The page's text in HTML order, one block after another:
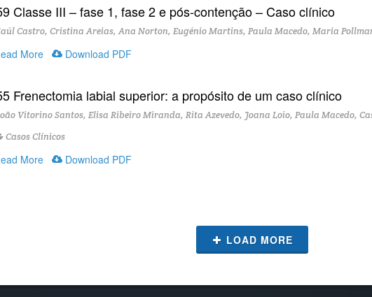
Classe III – fase 1, fase 2 e pós-contenção – Caso clínico
Castro, Cristina Areias, Ana Norton, Eugénio Martins, Paula Macedo, Maria
More Download PDF
Frenectomia labial superior: a propósito de um caso clínico
Vitorino Santos, Elisa Ribeiro Miranda, Rita Azevedo, Joana Loio, Paula Macedo,
Casos Clínicos
More Download PDF
LOAD MORE